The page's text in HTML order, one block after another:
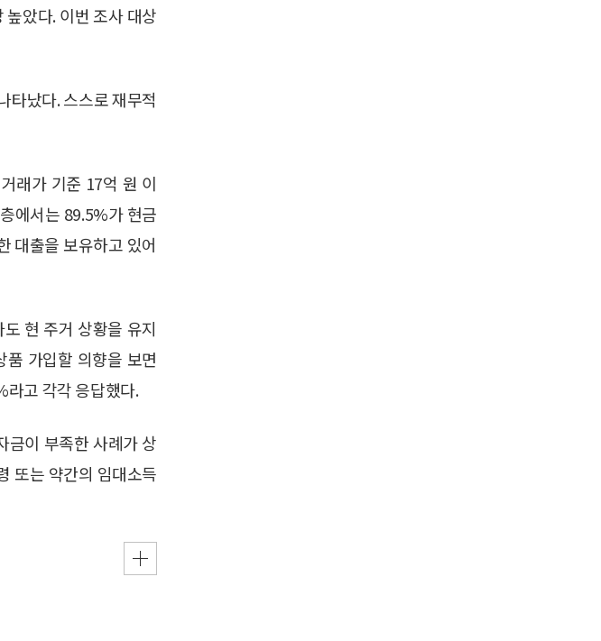
높았다. 이번 조사 대상
타났다. 스스로 재무적
래가 기준 17억 원 이
에서는 89.5%가 현금
대출을 보유하고 있어
현 주거 상황을 유지
가입할 의향을 보면
라고 각각 응답했다.
금이 부족한 사례가 상
또는 약간의 임대소득